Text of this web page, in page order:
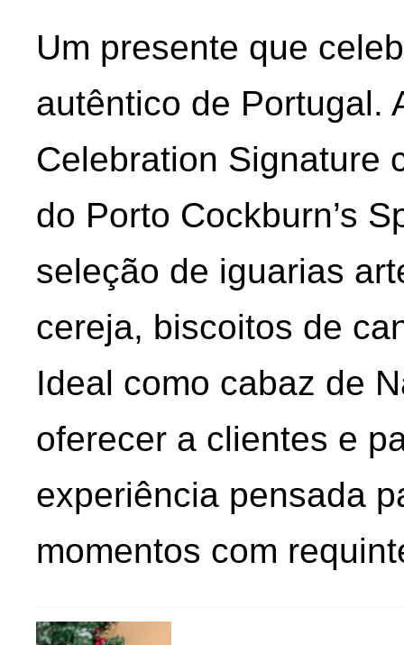
Um presente que
autêntico de Portugal.
Celebration Signature
do Porto Cockburn’s
seleção de iguarias
cereja, biscoitos de
Ideal como cabaz de
oferecer a clientes e
experiência pensada
momentos com